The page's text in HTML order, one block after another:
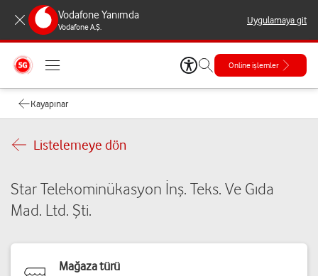
Vodafone Yanımda
Vodafone A.Ş.
Uygulamaya git
Online işlemler
Kayapınar
Listelemeye dön
Star Telekominükasyon İnş. Teks. Ve Gıda
Mad. Ltd. Şti.
Mağaza türü